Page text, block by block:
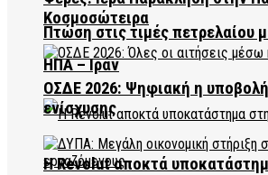
Πτώση στις τιμές πετρελαίου
ΗΠΑ – Ιράν
Η Revolut αποκτά
Κοσμοσώτειρα
ΟΣΔΕ 2026: Ψηφιακή η
ενίσχυσης